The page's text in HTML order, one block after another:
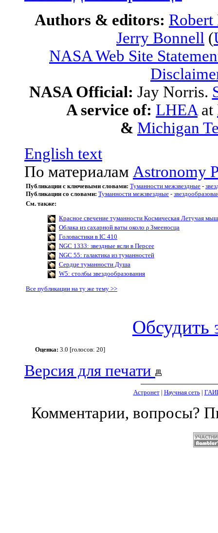
Authors & editors:
Jerry Bonnell (
NASA Web Site
NASA Official: Jay Norris.
A service of: LHEA at
& Michigan
English text
По материалам Astronomy
Публикации с ключевыми словами: Туманности межзвездные -
Публикации со словами: Туманности межзвездные -
См. также:
Красное свечение туманности Космическая Летучая
Облака из сахарной ваты около ρ Змееносца
Головастики в IC 410
NGC 1333: звездные ясли в Персее
NGC 55: галактика из туманностей
Сердце туманности Душа
W5: столбы звездообразования
Все публикации на ту же тему >>
Обсудить
Оценка: 3.0 [голосов: 20]
Версия для печати
Астронет| Научная сеть|
Комментарии, вопросы?